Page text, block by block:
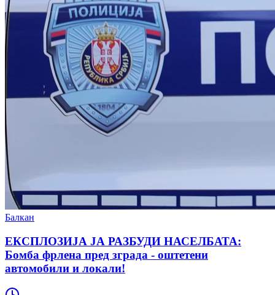
Балкан
ЕКСПЛОЗИЈА ЈА РАЗБУДИ НАСЕЛБАТА:
Бомба фрлена пред зграда - оштетени
автомобили и локали!